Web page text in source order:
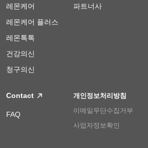
레몬케어
레몬케어 플러스
레몬톡톡
건강의신
청구의신
파트너사
Contact
FAQ
개인정보처리방침
이메일무단수집거부
사업자정보확인